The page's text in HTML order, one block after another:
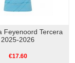
Feyenoord Tercera
2025-2026
€17.60